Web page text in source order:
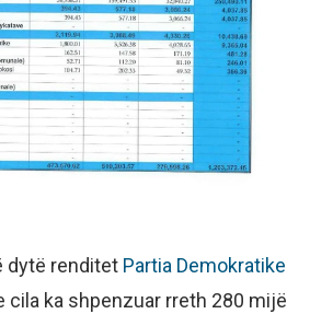
dytë renditet Partia Demokratike
cila ka shpenzuar rreth 280 mijë